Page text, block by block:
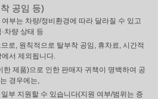
공임 등)
부는 차량/정비환경에 따라 달라질 수 있고
차량 상태 등
로, 원칙적으로 탈부착 공임, 휴차료, 시간적
서 제외됩니다.
제품)으로 인한 판매자 귀책이 명백하여 공
경우에는,
부 지원할 수 있습니다(지원 여부/범위는 증